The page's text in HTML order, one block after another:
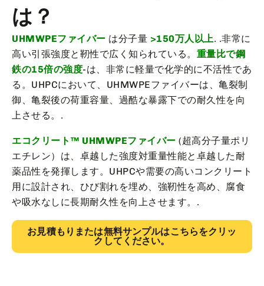
は？
UHMWPEファイバー は分子量 >150万人以上. .非常に
高い引張強度と靭性で広く知られている。 重量比で鋼
鉄の15倍の強度-は、非常に軽量で化学的に不活性であ
る。UHPCにおいて、UHMWPEファイバーは、亀裂制
御、亀裂後の荷重容量、過酷な暴露下での耐久性を向
上させる。.
エコクリート™ UHMWPEファイバー (超高分子量ポリ
エチレン）は、卓越した強度対重量性能と卓越した耐
薬品性を発揮します。UHPCや需要の高いコンクリート
用に設計され、ひび割れを埋め、強靭性を高め、腐食
や吸水なしに長期耐久性を向上させます。.
お見積もりまたは無料サンプルはこちらをクリッ
クしてください。